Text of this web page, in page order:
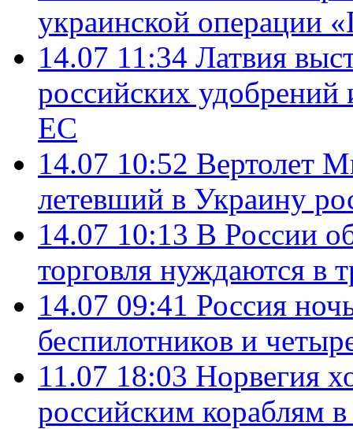
украинской операции
14.07 11:34 Латвия
российских
ЕС
14.07 10:52 Вертолет
летевший в Украину
14.07 10:13 В России
торговля нуждаются в
14.07 09:41 Россия
беспилотников и
11.07 18:03 Норвегия
российским кораблям